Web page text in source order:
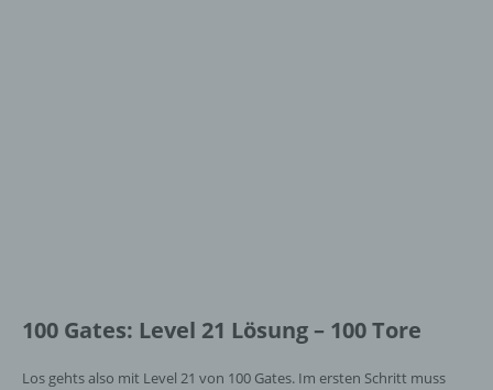
100 Gates: Level 21 Lösung – 100 Tore
Los gehts also mit Level 21 von 100 Gates. Im ersten Schritt muss